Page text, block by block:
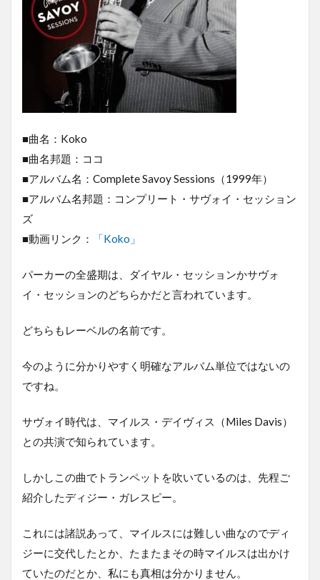
■曲名：Koko
■曲名邦題：ココ
■アルバム名：Complete Savoy Sessions（1999年）
■アルバム名邦題：コンプリート・サヴォイ・セッション
ズ
■動画リンク：
「Koko」
パーカーの全盛期は、ダイヤル・セッションかサヴォ
イ・セッションのどちらかだと言われています。
どちらもレーベルの名前です。
今のように分かりやすく明確なアルバム単位ではないの
ですね。
サヴォイ時代は、マイルス・デイヴィス（Miles Davis）
との共演で知られています。
しかしこの曲でトランペットを吹いているのは、先程ご
紹介したディジー・ガレスピー。
これには諸説あって、マイルスには難しい曲なのでディ
ジーに交代したとか、たまたまその時マイルスは出かけ
ていたのだとか、私にも真相は分かりません。